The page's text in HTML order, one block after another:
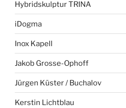
Hybridskulptur TRINA
iDogma
Inox Kapell
Jakob Grosse-Ophoff
Jürgen Küster / Buchalov
Kerstin Lichtblau